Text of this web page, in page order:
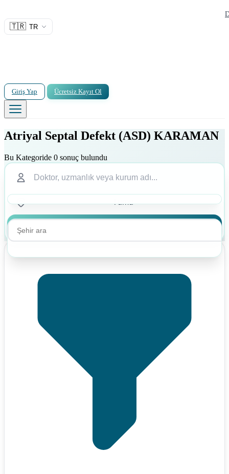
🇹🇷 TR
Giriş Yap Ücretsiz Kayıt Ol
Atriyal Septal Defekt (ASD) KARAMAN
Bu Kategoride 0 sonuç bulundu